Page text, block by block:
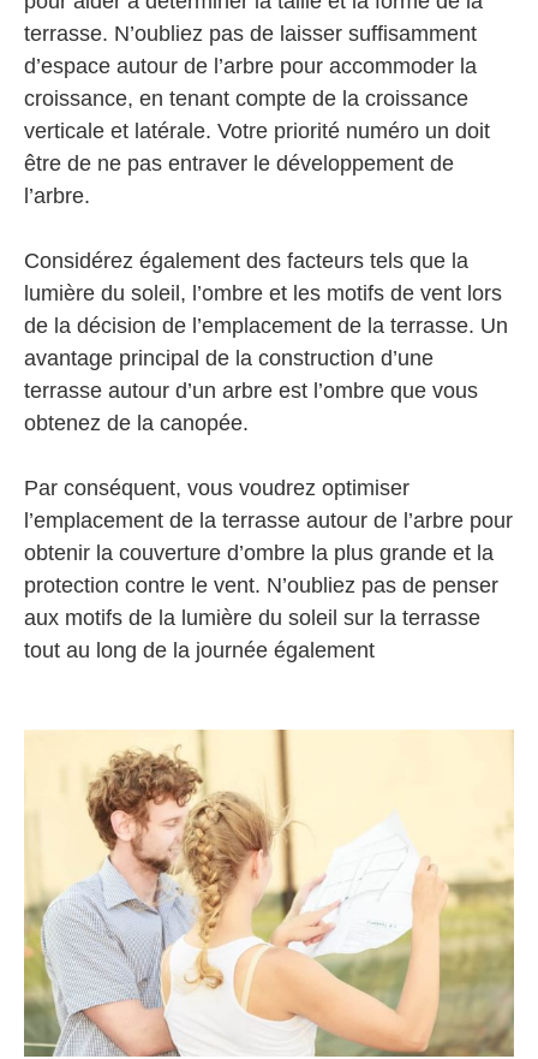
terrasse. N’oubliez pas de laisser suffisamment
d’espace autour de l’arbre pour accommoder la
croissance, en tenant compte de la croissance
verticale et latérale. Votre priorité numéro un doit
être de ne pas entraver le développement de
l’arbre.
Considérez également des facteurs tels que la
lumière du soleil, l’ombre et les motifs de vent lors
de la décision de l’emplacement de la terrasse. Un
avantage principal de la construction d’une
terrasse autour d’un arbre est l’ombre que vous
obtenez de la canopée.
Par conséquent, vous voudrez optimiser
l’emplacement de la terrasse autour de l’arbre pour
obtenir la couverture d’ombre la plus grande et la
protection contre le vent. N’oubliez pas de penser
aux motifs de la lumière du soleil sur la terrasse
tout au long de la journée également